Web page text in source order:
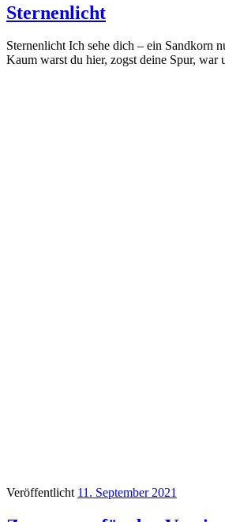
Sternenlicht
Sternenlicht Ich sehe dich – ein Sandkorn
Kaum warst du hier, zogst deine Spur,
Veröffentlicht 11. September 2021